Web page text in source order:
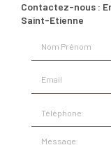
Contactez-nous :
Saint-Etienne
Message